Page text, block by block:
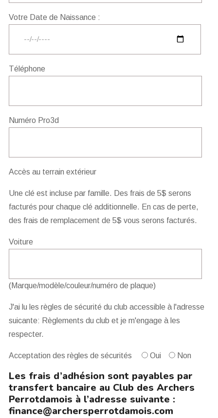
Votre Date de Naissance :
Téléphone
Numéro Pro3d
Accès au terrain extérieur
Une clé est incluse par famille. Des frais de 5$ serons
facturés pour chaque clé additionnelle. En cas de perte,
des frais de remplacement de 5$ vous serons facturés.
Voiture
(Marque/modèle/couleur/numéro de plaque)
J'ai lu les règles de sécurité du club accessible à l'adresse
suicante: Règlements du club et je m'engage à les
respecter.
Acceptation des règles de sécurités Oui Non
Les frais d’adhésion sont payables par
transfert bancaire au Club des Archers
Perrotdamois à l’adresse suivante :
finance@archersperrotdamois.com